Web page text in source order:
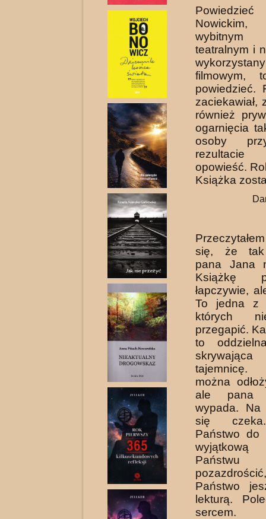
teatralnym i
powiedzieć.
zaciekawiał,
również
ogarnięcia
osoby
rezultacie
opowieść.
Książka
się, że tak
pana Jana
Książkę
łapczywie,
To jedna z
których
przegapić.
to
tajemnicę.
można
ale pana
wypada.
się
Państwo do
Państwo
lekturą.
sercem.